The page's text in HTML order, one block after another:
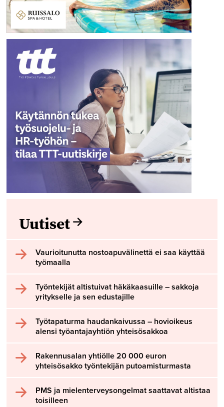
Uutiset
Vaurioitunutta nostoapuvälinettä ei saa käyttää
työmaalla
Työntekijät altistuivat häkäkaasuille – sakkoja
yritykselle ja sen edustajille
Työtapaturma haudankaivussa – hovioikeus
alensi työantajayhtiön yhteisösakkoa
Rakennusalan yhtiölle 20 000 euron
yhteisösakko työntekijän putoamisturmasta
PMS ja mielenterveysongelmat saattavat altistaa
toisilleen